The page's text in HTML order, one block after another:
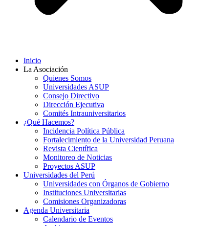
Inicio
La Asociación
Quienes Somos
Universidades ASUP
Consejo Directivo
Dirección Ejecutiva
Comités Intrauniversitarios
¿Qué Hacemos?
Incidencia Política Pública
Fortalecimiento de la Universidad Peruana
Revista Científica
Monitoreo de Noticias
Proyectos ASUP
Universidades del Perú
Universidades con Órganos de Gobierno
Instituciones Universitarias
Comisiones Organizadoras
Agenda Universitaria
Calendario de Eventos